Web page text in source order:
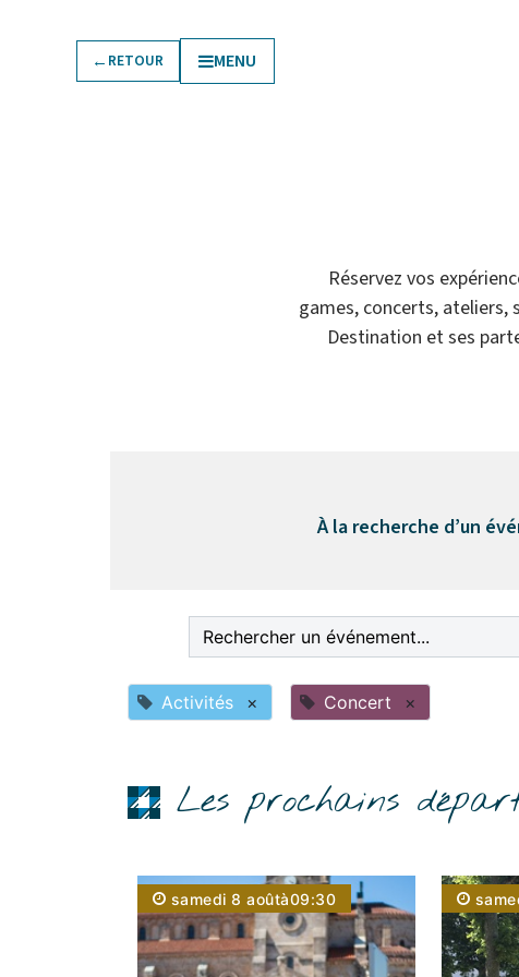
← RETOUR MENU
Réservez vos
games, concerts, ateliers,
Destination et ses
À la recherche d’un
Activités × Concert ×
Les prochains
samedi 8 aoûtà09:30